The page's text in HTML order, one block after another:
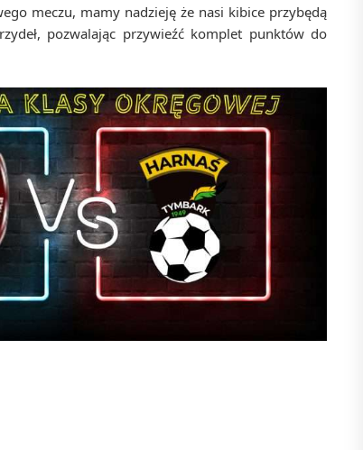
meczu, mamy nadzieję że nasi kibice przybędą
pozwalając przywieźć komplet punktów do